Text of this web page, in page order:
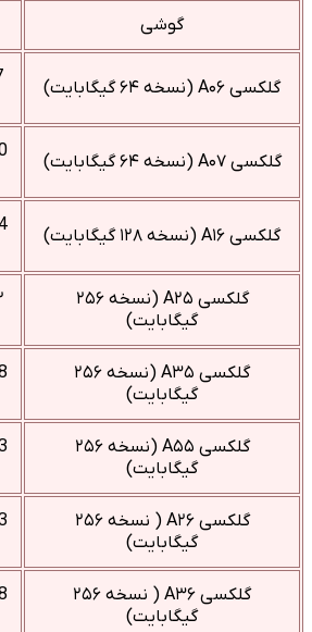
گوشی
گلکسی A۰۶ (نسخه ۶۴ گیگابایت)
گلکسی A۰۷ (نسخه ۶۴ گیگابایت)
گلکسی A۱۶ (نسخه ۱۲۸ گیگابایت)
گلکسی A۲۵ (نسخه ۲۵۶
گیگابایت)
گلکسی A۳۵ (نسخه ۲۵۶
گیگابایت)
گلکسی A۵۵ (نسخه ۲۵۶
گیگابایت)
گلکسی A۲۶ ( نسخه ۲۵۶
گیگابایت)
گلکسی A۳۶ ( نسخه ۲۵۶
گیگابایت)